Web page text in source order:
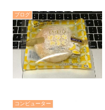
ブログ
コンピューター